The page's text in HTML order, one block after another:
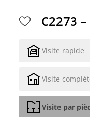
C2273
Visite rapide
Visite
Visite par